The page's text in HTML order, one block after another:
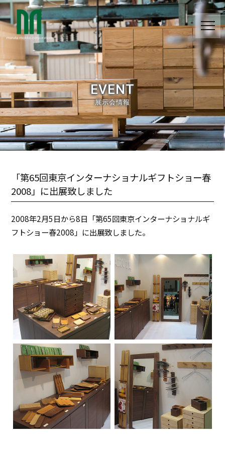
EVENT
展示会情報
「第65回東京インターナショナルギフトショー春
2008」に出展致しました
2008年2月5日から8日「第65回東京インターナショナルギ
フトショー春2008」に出展致しました。